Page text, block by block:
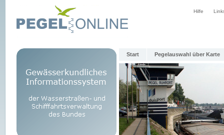
Hilfe
Start Pegelauswahl über Karte